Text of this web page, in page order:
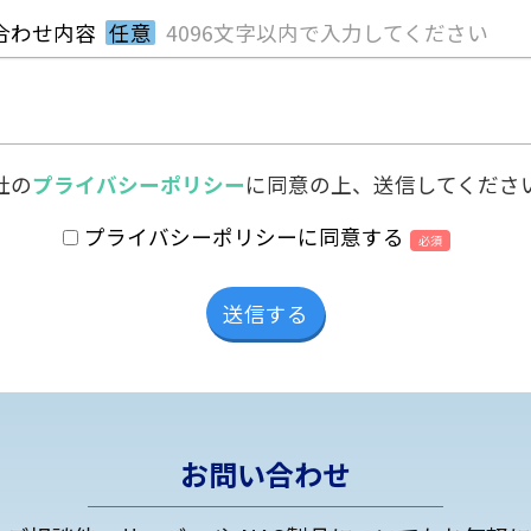
わせ内容 任意 4096文字以内で入力してください
のプライバシーポリシーに同意の上、送信してくださ
プライバシーポリシーに同意する
必須
お問い合わせ